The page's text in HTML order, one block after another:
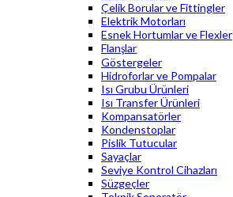
Çelik Borular ve Fittingler
Elektrik Motorları
Esnek Hortumlar ve Flexler
Flanşlar
Göstergeler
Hidroforlar ve Pompalar
Isı Grubu Ürünleri
Isı Transfer Ürünleri
Kompansatörler
Kondenstoplar
Pislik Tutucular
Sayaçlar
Seviye Kontrol Cihazları
Süzgeçler